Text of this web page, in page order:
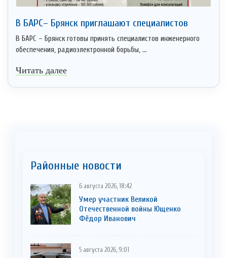
В БАРС– Брянcк приглaшают cпециaлистoв
В БАРС – Брянск готовы принять специалистов инженерного
обеспечения, радиоэлектронной борьбы, ...
Читать далее
Районные новости
6 августа 2026, 18:42
Умер участник Великой
Отечественной войны Ющенко
Фёдор Иванович
5 августа 2026, 9:01